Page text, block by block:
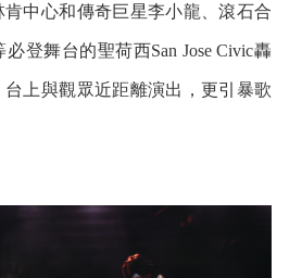
中心和傳奇巨星李小龍、滾石合
登舞台的聖荷西San Jose Civic轟
上與觀眾近距離演出，更引暴歌